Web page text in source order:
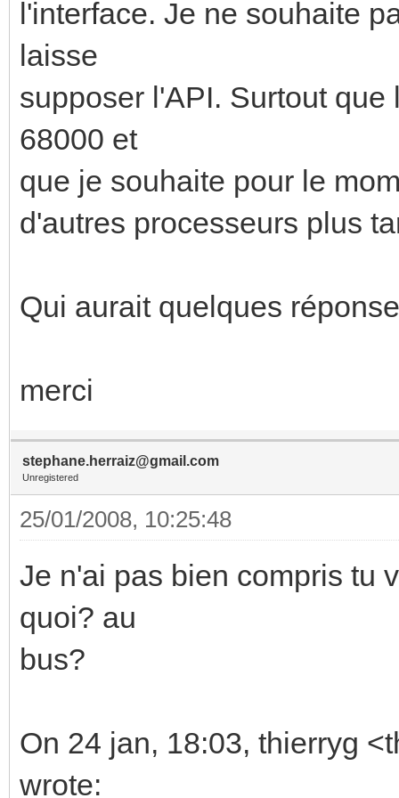
l'interface. Je ne souhaite
laisse
supposer l'API. Surtout
68000 et
que je souhaite pour le
d'autres processeurs plus
Qui aurait quelques
merci
stephane.herraiz@gmail.com
Unregistered
25/01/2008, 10:25:48
Je n'ai pas bien compris tu
quoi? au
bus?
On 24 jan, 18:03, thierryg
wrote: